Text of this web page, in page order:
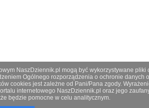
NaszDziennik.pl mogą być wykorzystywane
Ogólnego rozporządzenia o ochronie danych
cookies jest zależne od Pani/Pana zgody.
internetowego NaszDziennik.pl oraz jego
będzie pomocne w celu analitycznym.